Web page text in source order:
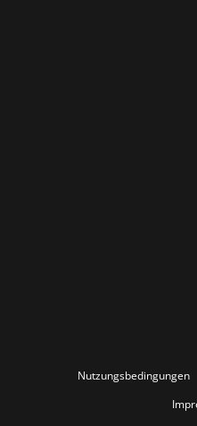
Nutzungsbedingungen